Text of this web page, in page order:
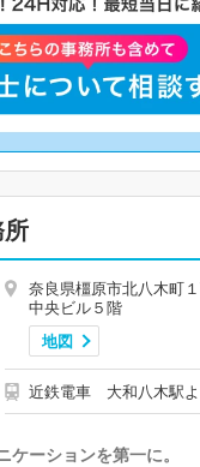
奈良県橿原市北八木町
中央ビル５階
地図
近鉄電車 大和八木駅
ケーションを第一に。